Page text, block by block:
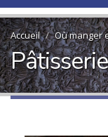
Accueil Où manger